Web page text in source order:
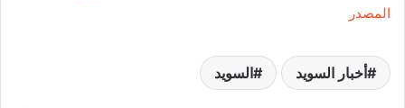
المصدر
أخبار السويد السويد